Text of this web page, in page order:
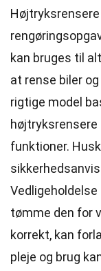
kan bruges til
at rense biler
rigtige model
højtryksrensere
funktioner.
tømme den for
korrekt, kan
pleje og brug